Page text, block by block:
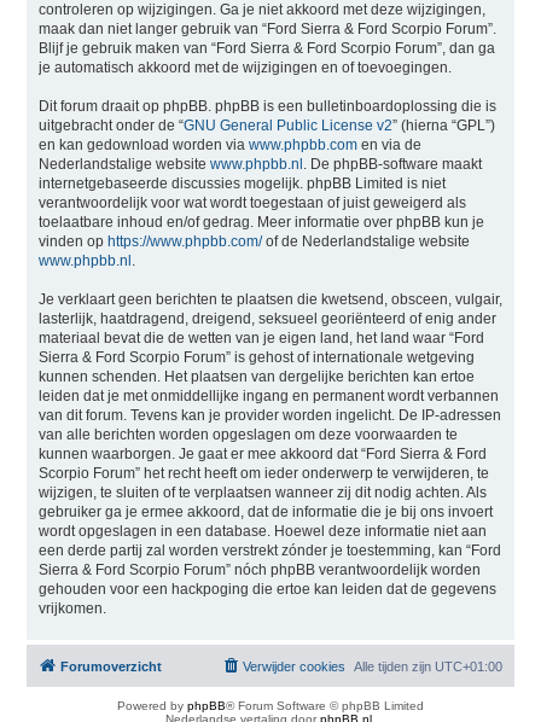
controleren op wijzigingen. Ga je niet akkoord met deze wijzigingen,
maak dan niet langer gebruik van “Ford Sierra & Ford Scorpio Forum”.
Blijf je gebruik maken van “Ford Sierra & Ford Scorpio Forum”, dan ga
je automatisch akkoord met de wijzigingen en of toevoegingen.
Dit forum draait op phpBB. phpBB is een bulletinboardoplossing die is
uitgebracht onder de “GNU General Public License v2” (hierna “GPL”)
en kan gedownload worden via www.phpbb.comen via de
Nederlandstalige website www.phpbb.nl . De phpBB-software maakt
internetgebaseerde discussies mogelijk. phpBB Limited is niet
verantwoordelijk voor wat wordt toegestaan of juist geweigerd als
toelaatbare inhoud en/of gedrag. Meer informatie over phpBB kun je
vinden op https://www.phpbb.com/of de Nederlandstalige website
www.phpbb.nl .
Je verklaart geen berichten te plaatsen die kwetsend, obsceen, vulgair,
lasterlijk, haatdragend, dreigend, seksueel georiënteerd of enig ander
materiaal bevat die de wetten van je eigen land, het land waar “Ford
Sierra & Ford Scorpio Forum” is gehost of internationale wetgeving
kunnen schenden. Het plaatsen van dergelijke berichten kan ertoe
leiden dat je met onmiddellijke ingang en permanent wordt verbannen
van dit forum. Tevens kan je provider worden ingelicht. De IP-adressen
van alle berichten worden opgeslagen om deze voorwaarden te
kunnen waarborgen. Je gaat er mee akkoord dat “Ford Sierra & Ford
Scorpio Forum” het recht heeft om ieder onderwerp te verwijderen, te
wijzigen, te sluiten of te verplaatsen wanneer zij dit nodig achten. Als
gebruiker ga je ermee akkoord, dat de informatie die je bij ons invoert
wordt opgeslagen in een database. Hoewel deze informatie niet aan
een derde partij zal worden verstrekt zónder je toestemming, kan “Ford
Sierra & Ford Scorpio Forum” nóch phpBB verantwoordelijk worden
gehouden voor een hackpoging die ertoe kan leiden dat de gegevens
vrijkomen.
Forumoverzicht Alle tijden zijn UTC+01:00
Verwijder cookies
Powered by phpBB® Forum Software © phpBB Limited
Nederlandse vertaling doorphpBB.nl